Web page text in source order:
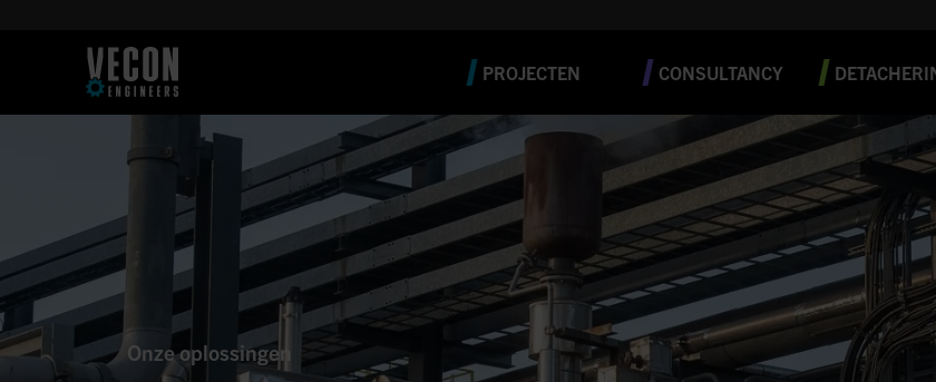
PROJECTEN CONSULTANCY
Onze oplossingen